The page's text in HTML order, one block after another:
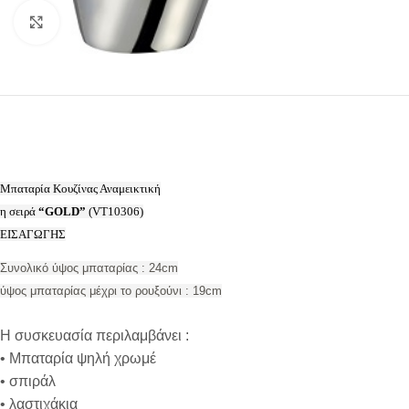
Προβολή
Μπαταρία Κουζίνας Αναμεικτική
η σειρά “GOLD” (VT10306)
ΕΙΣΑΓΩΓΗΣ
Συνολικό ύψος μπαταρίας : 24cm
ύψος μπαταρίας μέχρι το ρουξούνι : 19cm
Η συσκευασία περιλαμβάνει :
• Μπαταρία ψηλή χρωμέ
• σπιράλ
• λαστιχάκια